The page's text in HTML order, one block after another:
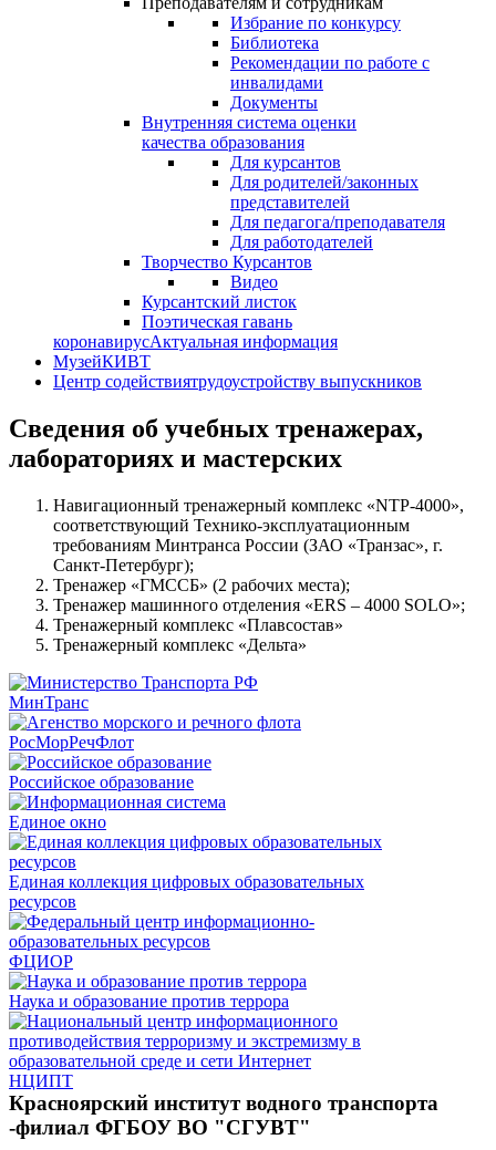
Избрание по конкурсу
Библиотека
Рекомендации по работе с
инвалидами
Документы
Внутренняя система оценки
качества образования
Для курсантов
Для родителей/законных
представителей
Для педагога/преподавателя
Для работодателей
Творчество Курсантов
Видео
Курсантский листок
Поэтическая гавань
коронавирусАктуальная информация
МузейКИВТ
Центр содействиятрудоустройству выпускников
Сведения об учебных тренажерах,
лабораториях и мастерских
Навигационный тренажерный комплекс «NTP-4000»,
соответствующий Технико-эксплуатационным
требованиям Минтранса России (ЗАО «Транзас», г.
Санкт-Петербург);
Тренажер «ГМССБ» (2 рабочих места);
Тренажер машинного отделения «ERS – 4000 SOLO»;
Тренажерный комплекс «Плавсостав»
Тренажерный комплекс «Дельта»
МинТранс
РосМорРечФлот
Российское образование
Единое окно
Единая коллекция цифровых образовательных
ресурсов
ФЦИОР
Наука и образование против террора
НЦИПТ
Красноярский институт водного транспорта
-филиал ФГБОУ ВО "СГУВТ"